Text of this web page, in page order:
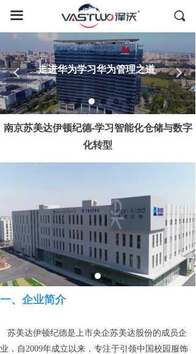
끠
끀
首页
国内考察
全球游学
德国考察
日本考察
成功案例
关于我们
联系我们
走进华为学习华为管理之道
넳 넲
南京苏美达伊顿纪德-学习智能化仓储与数字
化转型
一、企业简介
苏美达伊顿纪德是上市央企苏美达股份的成员企
业，自2009年成立以来，专注于引领中国校园服饰